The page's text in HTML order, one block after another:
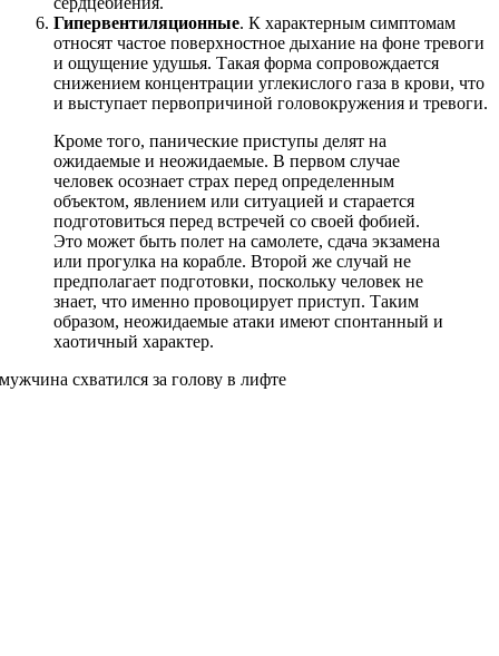
Гипервентиляционные. К характерным симптомам
относят частое поверхностное дыхание на фоне тревоги
и ощущение удушья. Такая форма сопровождается
снижением концентрации углекислого газа в крови, что
и выступает первопричиной головокружения и тревоги.
Кроме того, панические приступы делят на
ожидаемые и неожидаемые. В первом случае
человек осознает страх перед определенным
объектом, явлением или ситуацией и старается
подготовиться перед встречей со своей фобией.
Это может быть полет на самолете, сдача экзамена
или прогулка на корабле. Второй же случай не
предполагает подготовки, поскольку человек не
знает, что именно провоцирует приступ. Таким
образом, неожидаемые атаки имеют спонтанный и
хаотичный характер.